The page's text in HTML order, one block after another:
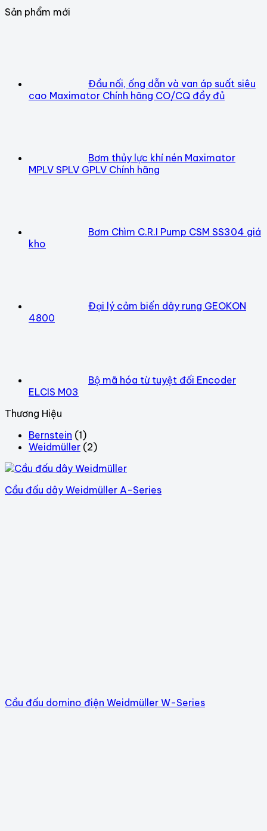
Sản phẩm mới
Đầu nối, ống dẫn và van áp suất siêu
cao Maximator Chính hãng CO/CQ đầy đủ
Bơm thủy lực khí nén Maximator
MPLV SPLV GPLV Chính hãng
Bơm Chìm C.R.I Pump CSM SS304 giá
kho
Đại lý cảm biến dây rung GEOKON
4800
Bộ mã hóa từ tuyệt đối Encoder
ELCIS M03
Thương Hiệu
Bernstein (1)
Weidmüller (2)
Cầu đấu dây Weidmüller A-Series
Cầu đấu domino điện Weidmüller W-Series